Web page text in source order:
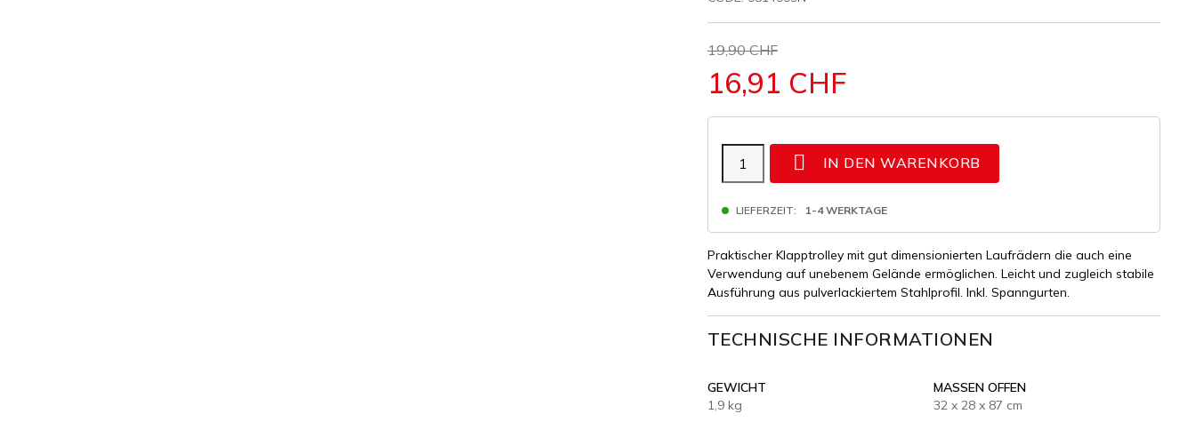
19,90 CHF
16,91 CHF
 IN DEN WARENKORB
LIEFERZEIT: 1-4 WERKTAGE
Praktischer Klapptrolley mit gut dimensionierten Laufrädern die auch eine
Verwendung auf unebenem Gelände ermöglichen. Leicht und zugleich stabile
Ausführung aus pulverlackiertem Stahlprofil. Inkl. Spanngurten.
TECHNISCHE INFORMATIONEN
GEWICHT
1,9 kg
MASSEN OFFEN
32 x 28 x 87 cm